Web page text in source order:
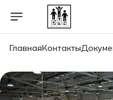
ГлавнаяКонтакты